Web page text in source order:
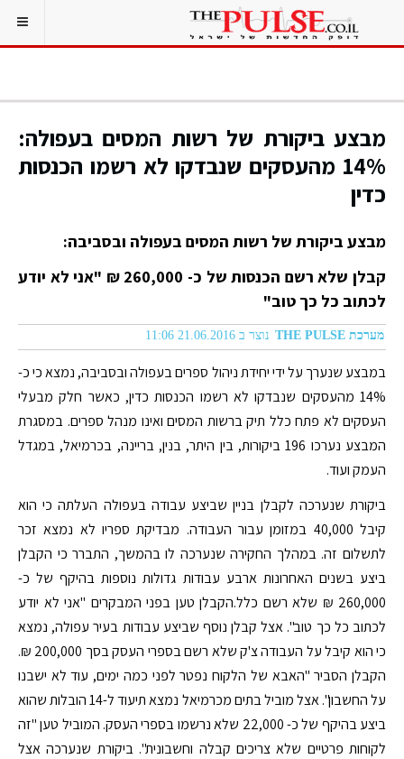
מבצע ביקורת של רשות המסים בעפולה:
14% מהעסקים שנבדקו לא רשמו הכנסות
כדין
מבצע ביקורת של רשות המסים בעפולה ובסביבה:
קבלן שלא רשם הכנסות של כ- 260,000 ₪ "אני לא יודע
לכתוב כל כך טוב"
מערכת THE PULSE נוצר ב 21.06.2016 11:06
במבצע שנערך על ידי יחידת ניהול ספרים בעפולה ובסביבה, נמצא כי כ-
14% מהעסקים שנבדקו לא רשמו הכנסות כדין, כאשר חלק מבעלי
העסקים לא פתח כלל תיק ברשות המסים ואינו מנהל ספרים. במסגרת
המבצע נערכו 196 ביקורות, בין היתר, בנין, בריינה, בכרמיאל, במגדל
העמק ועוד.
ביקורת שנערכה לקבלן בניין שביצע עבודה בעפולה העלתה כי הוא
קיבל 40,000 במזומן עבור העבודה. מבדיקת ספריו לא נמצא זכר
לתשלום זה. במהלך החקירה שנערכה לו בהמשך, התברר כי הקבלן
ביצע בשנים האחרונות ארבע עבודות גדולות נוספות בהיקף של כ-
260,000 ₪ שלא רשם כלל.הקבלן טען בפני המבקרים "אני לא יודע
לכתוב כל כך טוב". אצל קבלן נוסף שביצע עבודות בעיר עפולה, נמצא
כי הוא קיבל על העבודה צ'ק שלא רשם בספרי העסק בסך 200,000 ₪.
הקבלן הסביר "האבא של הלקוח נפטר לפני כמה ימים, עוד לא ישבנו
על החשבון". אצל מוביל בתים מכרמיאל נמצא תיעוד ל-14 הובלות שהוא
ביצע בהיקף של כ- 22,000 שלא נרשמו בספרי העסק. המוביל טען "זה
לקוחות פרטיים שלא צריכים קבלה וחשבונית". ביקורת שנערכה אצל